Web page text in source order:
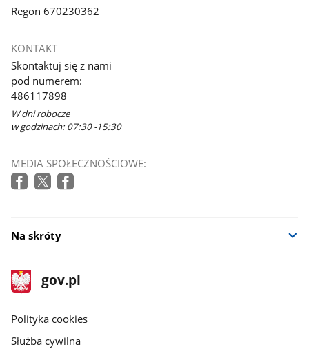
Regon 670230362
KONTAKT
Skontaktuj się z nami
pod numerem:
486117898
W dni robocze
w godzinach: 07:30 -15:30
MEDIA SPOŁECZNOŚCIOWE:
Na skróty
stopka
gov.pl
Strona
gov.pl
gov.pl
Polityka cookies
Służba cywilna